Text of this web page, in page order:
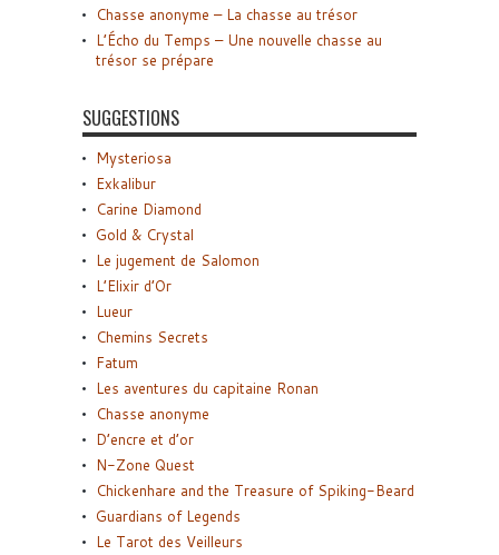
Chasse anonyme – La chasse au trésor
L’Écho du Temps – Une nouvelle chasse au
trésor se prépare
SUGGESTIONS
Mysteriosa
Exkalibur
Carine Diamond
Gold & Crystal
Le jugement de Salomon
L’Elixir d’Or
Lueur
Chemins Secrets
Fatum
Les aventures du capitaine Ronan
Chasse anonyme
D’encre et d’or
N-Zone Quest
Chickenhare and the Treasure of Spiking-Beard
Guardians of Legends
Le Tarot des Veilleurs